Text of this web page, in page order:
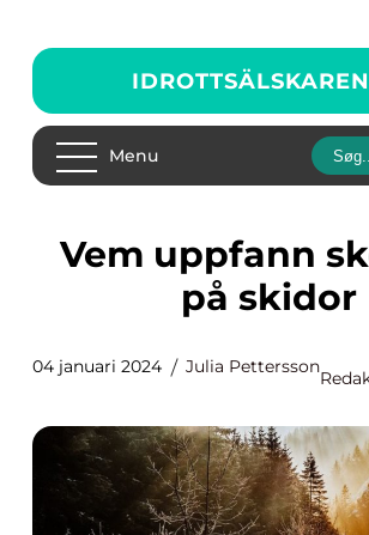
Menu
Vem uppfann skejting
på skidor
04 januari 2024 Julia Pettersson